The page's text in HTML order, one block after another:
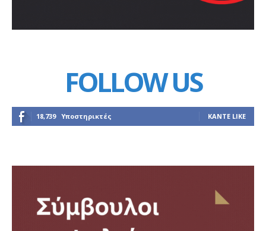
FOLLOW US
18,739 Υποστηρικτές ΚΆΝΤΕ LIKE